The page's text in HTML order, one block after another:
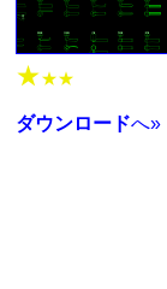
★★★
ダウンロードへ»